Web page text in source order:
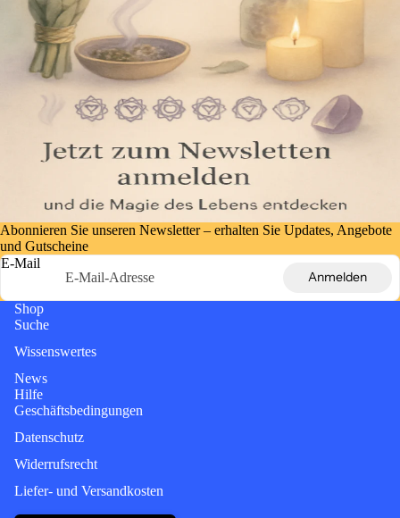
Abonnieren Sie unseren Newsletter – erhalten Sie Updates, Angebote
und Gutscheine
E-Mail
Anmelden
Shop
Suche
Wissenswertes
News
Hilfe
Geschäftsbedingungen
Datenschutz
Widerrufsrecht
Liefer- und Versandkosten